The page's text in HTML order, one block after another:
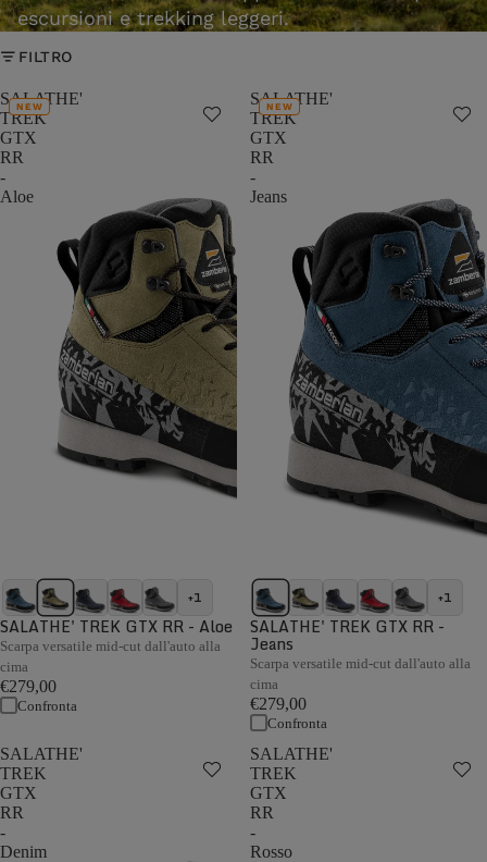
escursioni e trekking leggeri.
FILTRO
SALATHE'
TREK
GTX
RR
-
Aloe
NEW
+1
SALATHE' TREK GTX RR - Aloe
Scarpa versatile mid-cut dall'auto alla
cima
€279,00
Confronta
SALATHE'
TREK
GTX
RR
-
Jeans
NEW
+1
SALATHE' TREK GTX RR -
Jeans
Scarpa versatile mid-cut dall'auto alla
cima
€279,00
Confronta
SALATHE'
TREK
GTX
RR
-
Denim
SALATHE'
TREK
GTX
RR
-
Rosso